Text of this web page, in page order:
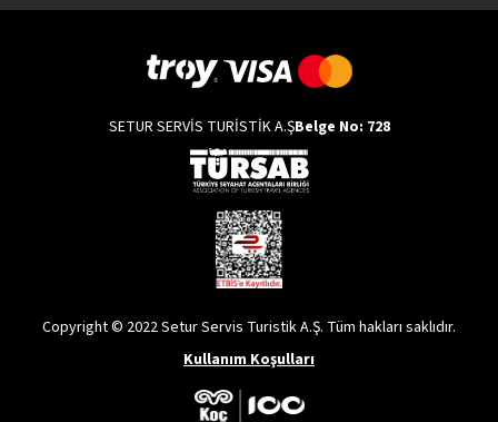
SETUR SERVİS TURİSTİK A.ŞBelge No: 728
Copyright © 2022 Setur Servis Turistik A.Ş. Tüm hakları saklıdır.
Kullanım Koşulları